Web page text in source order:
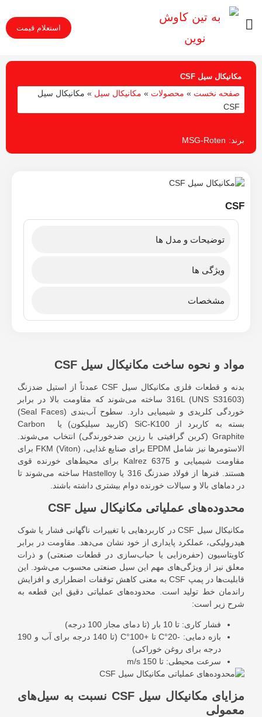
استعلام قیمت
مکانیکال سیل CSF
صفحه نخست » محصولات » مکانیکال سیل » مکانیکال سیل
CSF
برند: MSG-Roten
CSF
توضیحات و مدل ها
ویژگی ها
مشخصات
مواد و نحوه ساخت مکانیکال سیل CSF
بدنه و قطعات فلزی مکانیکال سیل CSF عمدتاً از استیل ضدزنگ
316L (UNS S31603) ساخته می‌شوند که مقاومت بالا در برابر
خوردگی کلریدی و شیمیایی دارد. سطوح آب‌بندی (Seal Faces)
بسته به کاربرد از SiC-K100 (کاربید سیلیکون) یا Carbon
Graphite (کربن گرافیتی با رزین ضدخورندگی) انتخاب می‌شوند.
الاستومرها نیز شامل EPDM برای صنایع غذایی، FKM (Viton) برای
مقاومت شیمیایی و Kalrez 6375 برای محیط‌های خورنده قوی
هستند. فنرها از فولاد ضدزنگ 316 یا Hastelloy ساخته می‌شوند تا
در دماهای بالا و سیالات خورنده دوام بیشتری داشته باشند.
محدوده‌های عملیاتی مکانیکال سیل CSF
مکانیکال سیل CSF در کاربردهایی با تغییرات ناگهانی فشار یا شوک
هیدرولیکی، عملکرد پایداری از خود نشان می‌دهد. مقاومت در برابر
کاویتاسیون (حفره‌زایی یا حباب‌سازی در قطعات صنعتی) و ذرات
معلق نیز از ویژگی‌های مهم این سیل صنعتی محسوب می‌شود. این
قابلیت‌ها در پمپ CSF به معنی کاهش توقفات اضطراری و افزایش
راندمان خط تولید است. محدوده‌های عملیاتی دقیق این قطعه به
شرح زیر است:
فشار کاری: تا 10 بار (تا دمای مجاز 100 درجه)
بازه دمایی: -20°C تا +100°C (تا 140 درجه برای آب و 190
درجه برای روغن خوراکی)
سرعت محیطی: تا 150 m/s
مزایای مکانیکال سیل CSF نسبت به سیل‌های
معمولی